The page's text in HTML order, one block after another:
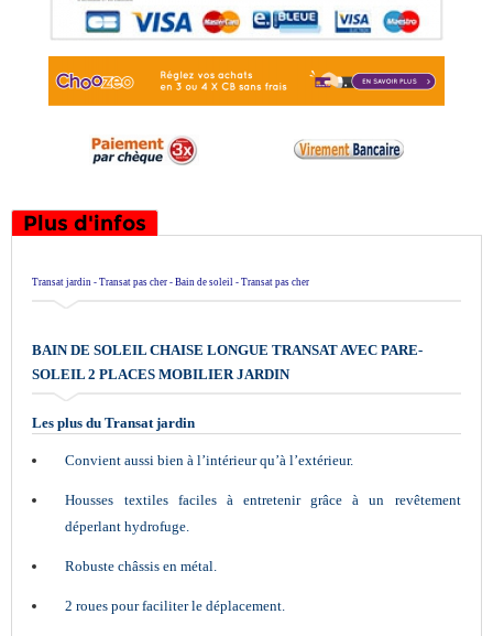
Plus d'infos
Transat jardin - Transat pas cher - Bain de soleil - Transat pas cher
BAIN DE SOLEIL CHAISE LONGUE TRANSAT AVEC PARE-
SOLEIL 2 PLACES MOBILIER JARDIN
Les plus du Transat jardin
Convient aussi bien à l’intérieur qu’à l’extérieur.
Housses textiles faciles à entretenir grâce à un revêtement
déperlant hydrofuge.
Robuste châssis en métal.
2 roues pour faciliter le déplacement.